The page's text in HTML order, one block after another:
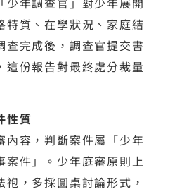
特質、在學狀況、家庭結
完成後，調查官提交書
這份報告對最終處分裁量
性質
內容，判斷案件屬「少年
案件」。少年庭審原則上
，多採圓桌討論形式，